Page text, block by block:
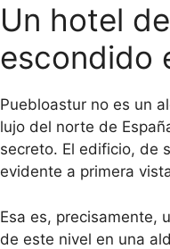
Un hotel
escondido
Puebloastur no es un
lujo del norte de
secreto. El edificio, de
evidente a primera
Esa es, precisamente,
de este nivel en una